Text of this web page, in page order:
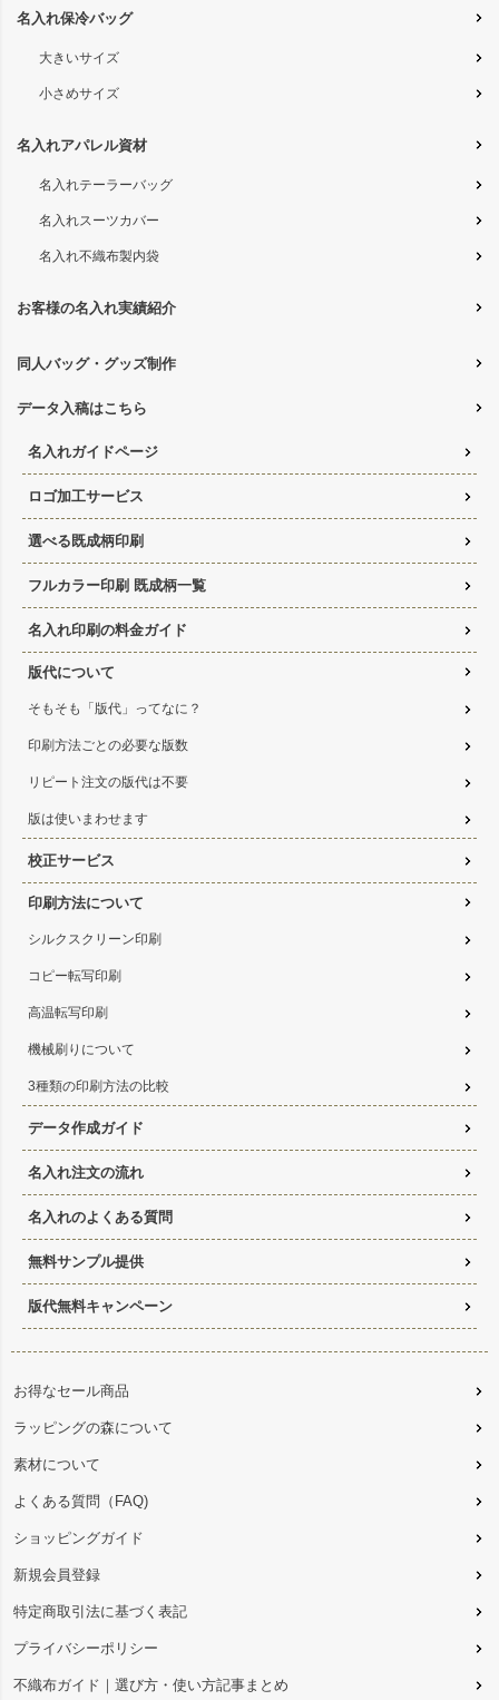
名入れ保冷バッグ
大きいサイズ
小さめサイズ
名入れアパレル資材
名入れテーラーバッグ
名入れスーツカバー
名入れ不織布製内袋
お客様の名入れ実績紹介
同人バッグ・グッズ制作
データ入稿はこちら
名入れガイドページ
ロゴ加工サービス
選べる既成柄印刷
フルカラー印刷 既成柄一覧
名入れ印刷の料金ガイド
版代について
そもそも「版代」ってなに？
印刷方法ごとの必要な版数
リピート注文の版代は不要
版は使いまわせます
校正サービス
印刷方法について
シルクスクリーン印刷
コピー転写印刷
高温転写印刷
機械刷りについて
3種類の印刷方法の比較
データ作成ガイド
名入れ注文の流れ
名入れのよくある質問
無料サンプル提供
版代無料キャンペーン
お得なセール商品
ラッピングの森について
素材について
よくある質問（FAQ)
ショッピングガイド
新規会員登録
特定商取引法に基づく表記
プライバシーポリシー
不織布ガイド｜選び方・使い方記事まとめ